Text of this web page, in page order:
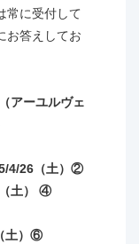
1/10、
11、4/25、
、8/1（全20
常に受付して
お答えしてお
アーユルヴェ
4/26（土）②
土）
④
）⑥